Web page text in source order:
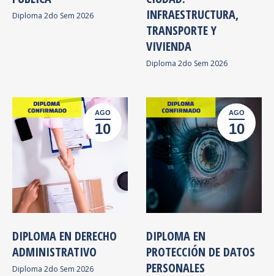
Diploma 2do Sem 2026
INFRAESTRUCTURA,
TRANSPORTE Y
VIVIENDA
Diploma 2do Sem 2026
AGO
10
DIPLOMA EN DERECHO
ADMINISTRATIVO
Diploma 2do Sem 2026
AGO
10
DIPLOMA EN
PROTECCIÓN DE DATOS
PERSONALES